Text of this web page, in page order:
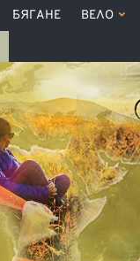
БЯГАНЕ ВЕЛО